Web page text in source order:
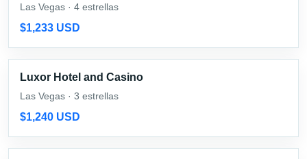
Las Vegas · 4 estrellas
$1,233 USD
Luxor Hotel and Casino
Las Vegas · 3 estrellas
$1,240 USD